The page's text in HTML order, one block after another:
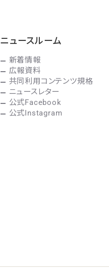
ニュースルーム
新着情報
広報資料
共同利用コンテンツ規格
ニュースレター
公式Facebook
公式Instagram